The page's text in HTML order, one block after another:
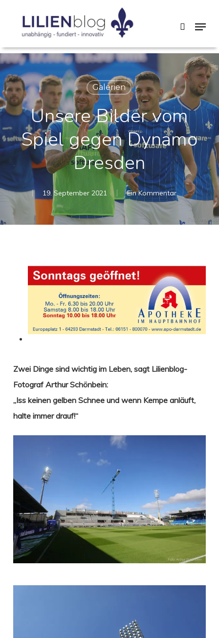
content
search
Menu
Galerien
Unsere Bilder vom
Spiel gegen Dynamo
Dresden
19. September 2021 Ein Kommentar
Zwei Dinge sind wichtig im Leben, sagt Lilienblog-
Fotograf Arthur Schönbein:
„Iss keinen gelben Schnee und wenn Kempe anläuft,
halte immer drauf!“